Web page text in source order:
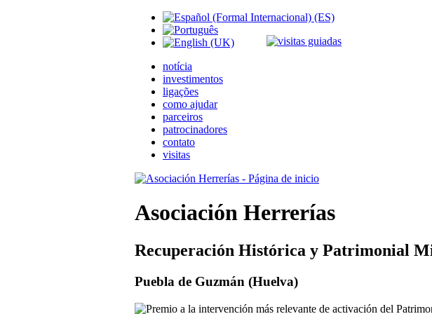
notícia
investimentos
ligações
como ajudar
parceiros
patrocinadores
contato
visitas
Asociación Herrerías
Recuperación Histórica y Patrimonial
Puebla de Guzmán (Huelva)